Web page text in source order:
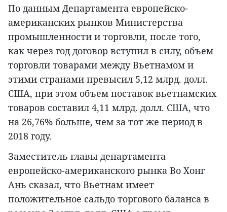
По данным Департамента европейско-
американских рынков Министерства
промышленности и торговли, после того,
как через год договор вступил в силу, объем
торговли товарами между Вьетнамом и
этими странами превысил 5,12 млрд. долл.
США, при этом объем поставок вьетнамских
товаров составил 4,11 млрд. долл. США, что
на 26,76% больше, чем за тот же период в
2018 году.
Заместитель главы департамента
европейско-американского рынка Во Хонг
Ань сказал, что Вьетнам имеет
положительное сальдо торгового баланса в